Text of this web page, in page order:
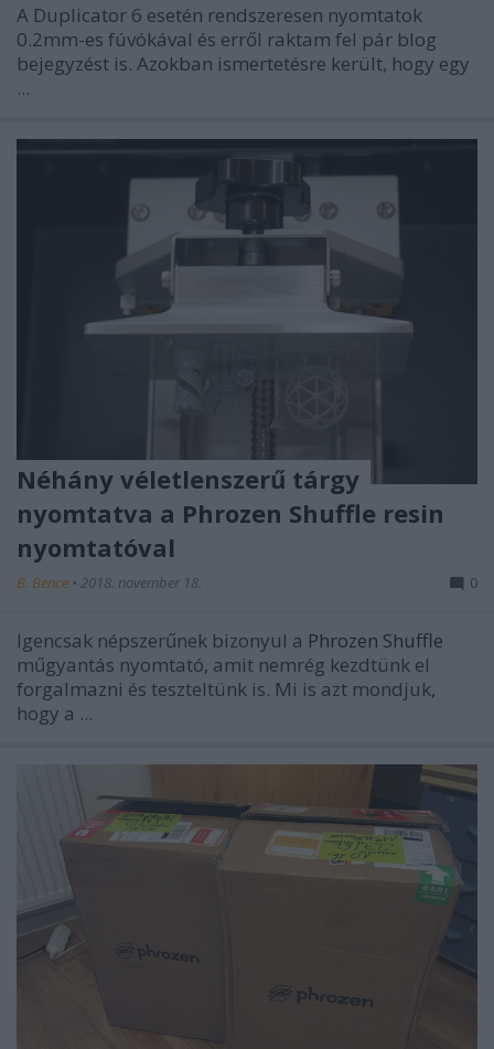
A Duplicator 6 esetén rendszeresen nyomtatok
0.2mm-es fúvókával és erről raktam fel pár blog
bejegyzést is. Azokban ismertetésre került, hogy egy
...
Néhány véletlenszerű tárgy
nyomtatva a Phrozen Shuffle resin
nyomtatóval
B. Bence • 2018. november 18. 0
Igencsak népszerűnek bizonyul a Phrozen Shuffle
műgyantás nyomtató, amit nemrég kezdtünk el
forgalmazni és teszteltünk is. Mi is azt mondjuk,
hogy a ...